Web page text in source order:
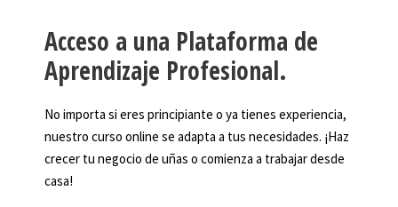
Acceso a una Plataforma de
Aprendizaje Profesional.
No importa si eres principiante o ya tienes experiencia,
nuestro curso online se adapta a tus necesidades. ¡Haz
crecer tu negocio de uñas o comienza a trabajar desde
casa!